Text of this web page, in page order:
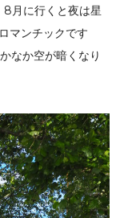
8月に行くと夜は星
マンチックです
なか空が暗くなり